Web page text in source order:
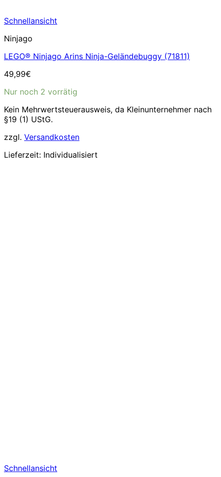
Schnellansicht
Ninjago
LEGO® Ninjago Arins Ninja-Geländebuggy (71811)
49,99€
Nur noch 2 vorrätig
Kein Mehrwertsteuerausweis, da Kleinunternehmer nach
§19 (1) UStG.
zzgl. Versandkosten
Lieferzeit: Individualisiert
Schnellansicht